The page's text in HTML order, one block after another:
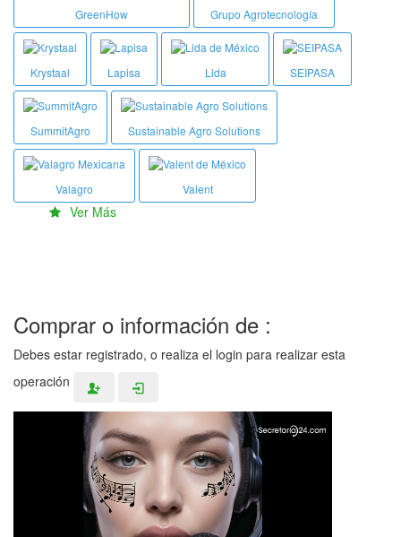
GreenHow Grupo Agrotecnología
Krystaal Lapisa Lida SEIPASA
SummitAgro Sustainable Agro Solutions
Valagro Valent
Ver Más
Comprar o información de :
Debes estar registrado, o realiza el login para realizar esta
operación